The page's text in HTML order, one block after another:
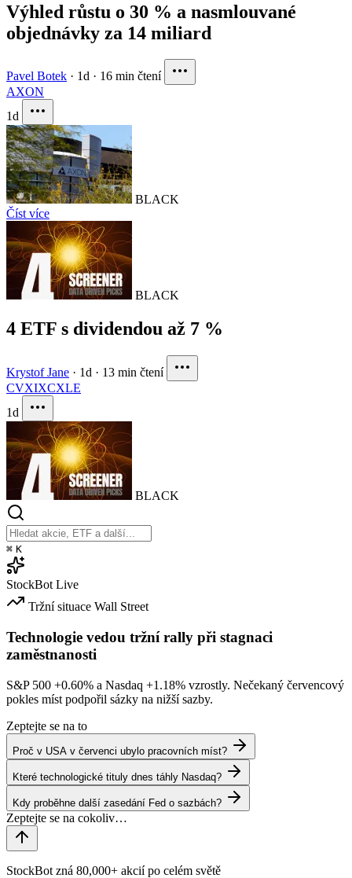
Výhled růstu o 30 % a nasmlouvané
objednávky za 14 miliard
Pavel Botek · 1d · 16 min čtení
AXON
1d
BLACK
Číst více
BLACK
4 ETF s dividendou až 7 %
Krystof Jane · 1d · 13 min čtení
CVXIXCXLE
1d
BLACK
⌘ K
StockBot Live
Tržní situace Wall Street
Technologie vedou tržní rally při stagnaci
zaměstnanosti
S&P 500 +0.60% a Nasdaq +1.18% vzrostly. Nečekaný červencový
pokles míst podpořil sázky na nižší sazby.
Zeptejte se na to
Proč v USA v červenci ubylo pracovních míst?
Které technologické tituly dnes táhly Nasdaq?
Kdy proběhne další zasedání Fed o sazbách?
StockBot zná 80,000+ akcií po celém světě